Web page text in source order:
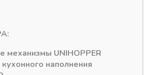
6992,24₽
механизмы UNIHOPPER
наполнения